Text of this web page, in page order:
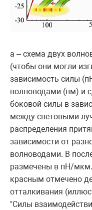
a – схема двух
(чтобы они могли
зависимость силы
волноводами (нм) и
боковой силы в
между световыми
распределения
зависимости от
волноводами. В
размечены в пН/
красным отмечено
отталкивания
"Силы